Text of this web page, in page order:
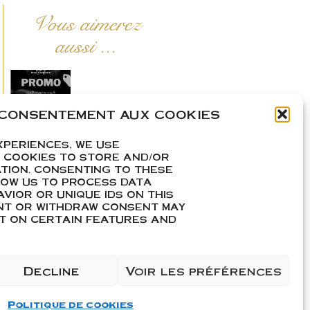
AUX COOKIES
WE USE
TO STORE AND/OR
CONSENTING TO THESE
US TO PROCESS DATA
OR UNIQUE IDS ON THIS
OR WITHDRAW CONSENT MAY
ON CERTAIN FEATURES AND
Decline Voir les préférences
Politique de cookies
Vous aimerez
aussi ...
Une bouteille
offerte pour 5
achetées
Lire La Suite »
rencontrer !